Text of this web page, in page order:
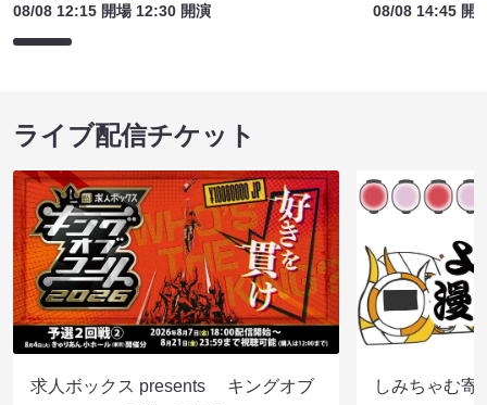
08/08 12:15 開場 12:30 開演
08/08 14:45 開
ライブ配信チケット
求人ボックス presents キングオブ
しみちゃむ